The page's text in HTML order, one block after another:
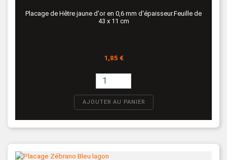
Placage de Hêtre jaune d'or en 0,6 mm d'épaisseur.Feuille de
43 x 11 cm
Prix
1,85 €
AJOUTER AU PANIER